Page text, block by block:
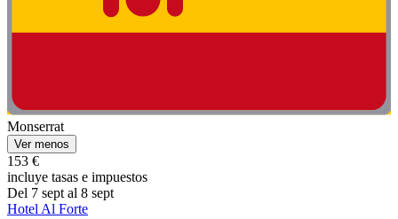
Monserrat
Ver menos
153 €
incluye tasas e impuestos
Del 7 sept al 8 sept
Hotel Al Forte